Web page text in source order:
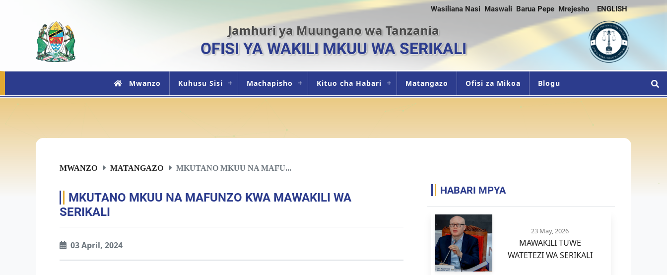
Wasiliana Nasi Maswali Barua Pepe Mrejesho ENGLISH
Jamhuri ya Muungano wa Tanzania
OFISI YA WAKILI MKUU WA SERIKALI
Mwanzo Kuhusu Sisi Machapisho Kituo cha Habari Matangazo Ofisi za Mikoa Blogu
MWANZO MATANGAZO MKUTANO MKUU NA MAFU...
MKUTANO MKUU NA MAFUNZO KWA MAWAKILI WA
SERIKALI
03 April, 2024
HABARI MPYA
23 May, 2026
MAWAKILI TUWE
WATETEZI WA SERIKALI